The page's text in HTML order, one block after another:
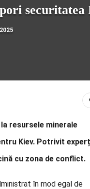
resursele minerale
Kiev. Potrivit
cu zona de conflict.
în mod egal de